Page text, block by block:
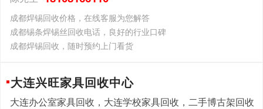
成都焊锡回收价格，在线客服为您解答
成都锡条焊锡丝回收电话，良好的行业口碑
成都焊锡回收，随时预约上门看货
大连兴旺家具回收中心
大连办公室家具回收，大连学校家具回收，二手博古架回收